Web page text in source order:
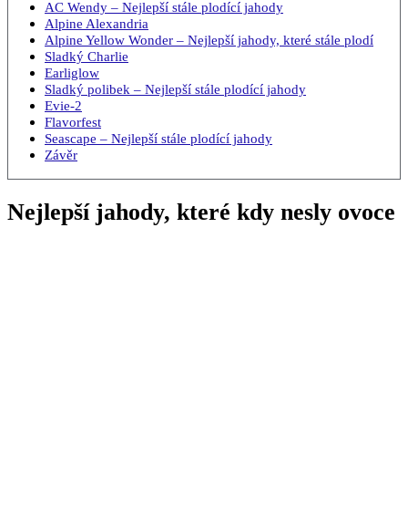
AC Wendy – Nejlepší stále plodící jahody
Alpine Alexandria
Alpine Yellow Wonder – Nejlepší jahody, které stále plodí
Sladký Charlie
Earliglow
Sladký polibek – Nejlepší stále plodící jahody
Evie-2
Flavorfest
Seascape – Nejlepší stále plodící jahody
Závěr
Nejlepší jahody, které kdy nesly ovoce